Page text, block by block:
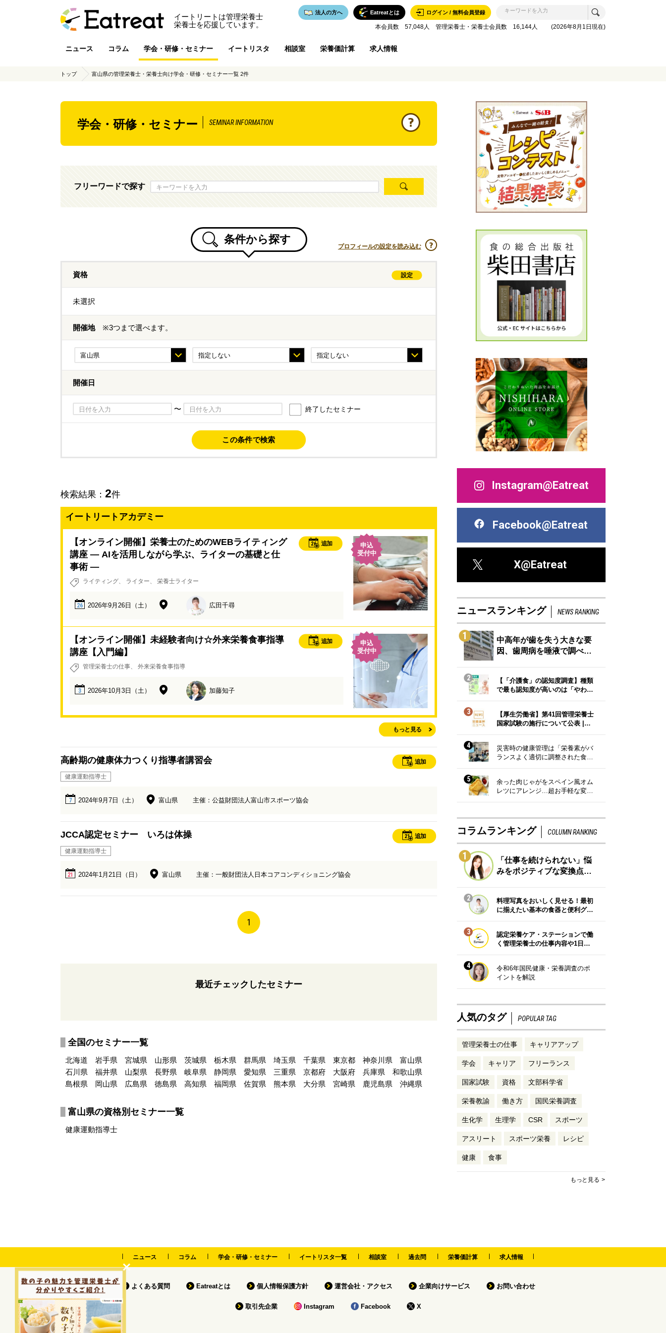
イートリートは管理栄養士
栄養士を応援しています。
ログイン / 無料会員登録
Eatreatとは
法人の方へ
本会員数 57,048人 管理栄養士・栄養士会員数 16,144人 (2026年8月1日現在)
ニュース コラム 学会・研修・セミナー イートリスタ 相談室 栄養価計算 求人情報
トップ 富山県の管理栄養士・栄養士向け学会・研修・セミナー一覧 2件
学会・研修・セミナー SEMINAR INFORMATION
フリーワードで探す
条件から探す
プロフィールの設定を読み込む
資格 設定
未選択
開催地 ※3つまで選べます。
開催日
〜 終了したセミナー
検索結果： 2件
イートリートアカデミー
【オンライン開催】栄養士のためのWEBライティング
講座 ― AIを活用しながら学ぶ、ライターの基礎と仕
事術 ―
ライティング ライター 栄養士ライター
26 追加
26 2026年9月26日（土） 広田千尋
申込
受付中
【オンライン開催】未経験者向け☆外来栄養食事指導
講座【入門編】
管理栄養士の仕事 外来栄養食事指導
3 追加
3 2026年10月3日（土） 加藤知子
申込
受付中
もっと見る
高齢期の健康体力つくり指導者講習会
健康運動指導士
7 追加
7 2024年9月7日（土） 富山県 主催：公益財団法人富山市スポーツ協会
JCCA認定セミナー いろは体操
健康運動指導士
21 追加
21 2024年1月21日（日） 富山県 主催：一般財団法人日本コアコンディショニング協会
1
最近チェックしたセミナー
全国のセミナー一覧
北海道 岩手県 宮城県 山形県 茨城県 栃木県 群馬県 埼玉県 千葉県 東京都 神奈川県
富山県
石川県
福井県 山梨県 長野県 岐阜県 静岡県 愛知県 三重県 京都府 大阪府 兵庫県
和歌山県
島根県
岡山県 広島県 徳島県 高知県 福岡県 佐賀県 熊本県 大分県 宮崎県 鹿児島県 沖縄県
富山県の資格別セミナー一覧
健康運動指導士
Instagram@Eatreat
Facebook@Eatreat
X@Eatreat
ニュースランキング NEWS RANKING
1
中高年が歯を失う大きな要
因、歯周病を唾液で調べ…
2
【「介護食」の認知度調査】種類
で最も認知度が高いのは「やわ…
3
【厚生労働省】第41回管理栄養士
国家試験の施行について公表 |…
4
災害時の健康管理は「栄養素がバ
ランスよく適切に調整された食…
5
余った肉じゃがをスペイン風オム
レツにアレンジ…超お手軽な変…
コラムランキング COLUMN RANKING
1
「仕事を続けられない」悩
みをポジティブな変換点…
2
料理写真をおいしく見せる！最初
に揃えたい基本の食器と便利グ…
3
認定栄養ケア・ステーションで働
く管理栄養士の仕事内容や1日…
4
令和6年国民健康・栄養調査のポ
イントを解説
人気のタグ POPULAR TAG
管理栄養士の仕事 キャリアアップ
学会 キャリア フリーランス
国家試験 資格 文部科学省
栄養教諭 働き方 国民栄養調査
生化学 生理学 CSR スポーツ
アスリート スポーツ栄養 レシピ
健康 食事
もっと見る
ニュース コラム 学会・研修・セミナー イートリスタ一覧 相談室 過去問 栄養価計算 求人情報
よくある質問 Eatreatとは 個人情報保護方針 運営会社・アクセス 企業向けサービス お問い合わせ
取引先企業 Instagram Facebook X